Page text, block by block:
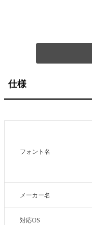
仕様
フォント名
メーカー名
対応OS